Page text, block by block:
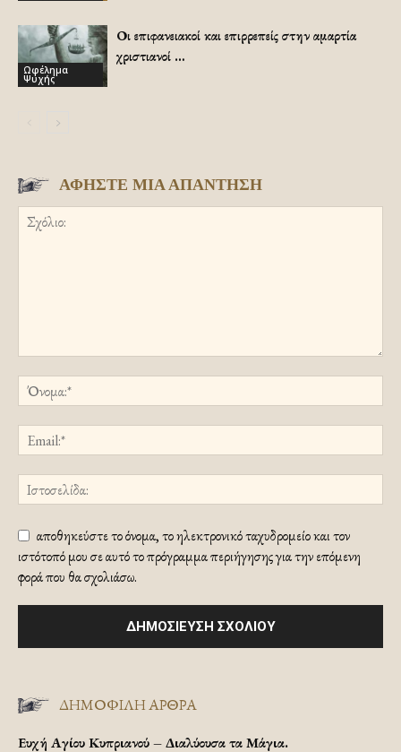
Ωφέλημα
Ψυχής
Οι επιφανειακοί και επιρρεπείς στην αμαρτία
χριστιανοί …
ΑΦΗΣΤΕ ΜΙΑ ΑΠΑΝΤΗΣΗ
αποθηκεύστε το όνομα, το ηλεκτρονικό ταχυδρομείο και τον
ιστότοπό μου σε αυτό το πρόγραμμα περιήγησης για την επόμενη
φορά που θα σχολιάσω.
ΔΗΜΟΦΙΛΗ ΑΡΘΡΑ
Ευχή Αγίου Κυπριανού – Διαλύουσα τα Μάγια.